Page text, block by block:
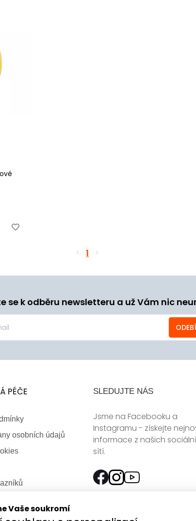
1
se k odběru newsletteru a už Vám nic
PÉČE
osobních údajů
SLEDUJTE NÁS
Jsme na Facebooku a
Instagramu - získejte
informace z našich
sítí.
Vaše soukromí